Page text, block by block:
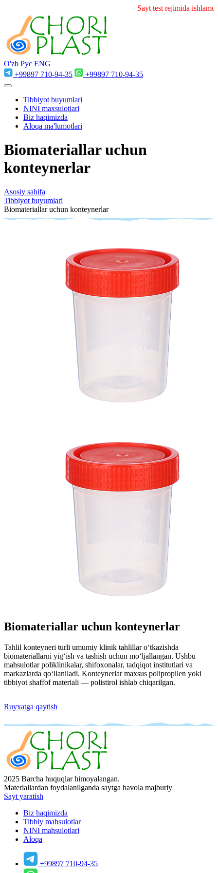
Sayt test rejimida
O'zb Рус ENG
+99897 710-94-35
+99897 710-94-35
Tibbiyot buyumlari
NINI maxsulotlari
Biz haqimizda
Aloqa ma'lumotlari
Biomateriallar uchun
konteynerlar
Asosiy sahifa
Tibbiyot buyumlari
Biomateriallar uchun konteynerlar
Biomateriallar uchun konteynerlar
Tahlil konteyneri turli umumiy klinik tahlillar o‘tkazishda
biomateriallarni yig‘ish va tashish uchun mo‘ljallangan. Ushbu
mahsulotlar poliklinikalar, shifoxonalar, tadqiqot institutlari va
markazlarda qo‘llaniladi. Konteynerlar maxsus polipropilen yoki
tibbiyot shaffof materiali — polistirol ishlab chiqarilgan.
Ruyxatga qaytish
2025 Barcha huquqlar himoyalangan.
Materiallardan foydalanilganda saytga havola majburiy
Sayt yaratish
Biz haqimizda
Tibbiy mahsulotlar
NINI mahsulotlari
Aloqa
+99897 710-94-35